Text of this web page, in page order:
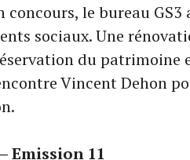
concours, le bureau
sociaux. Une
du patrimoine
Vincent Dehon
Emission 11